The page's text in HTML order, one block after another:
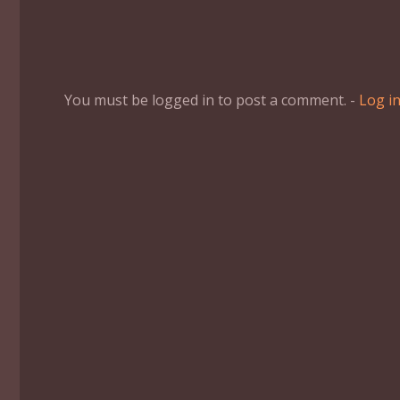
You must be logged in to post a comment. - Log in